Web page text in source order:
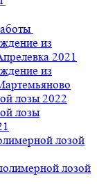
из
2021
из
лозы 2022
лозы
лозой
лозой